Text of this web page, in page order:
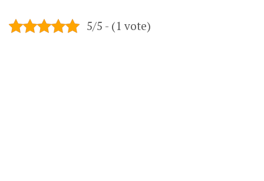
5/5 - (1 vote)